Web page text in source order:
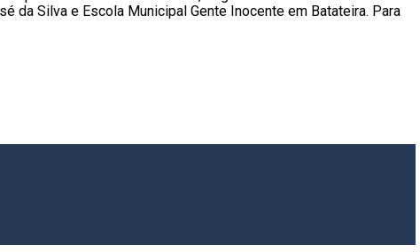
da Silva e Escola Municipal Gente Inocente em Batateira. Para